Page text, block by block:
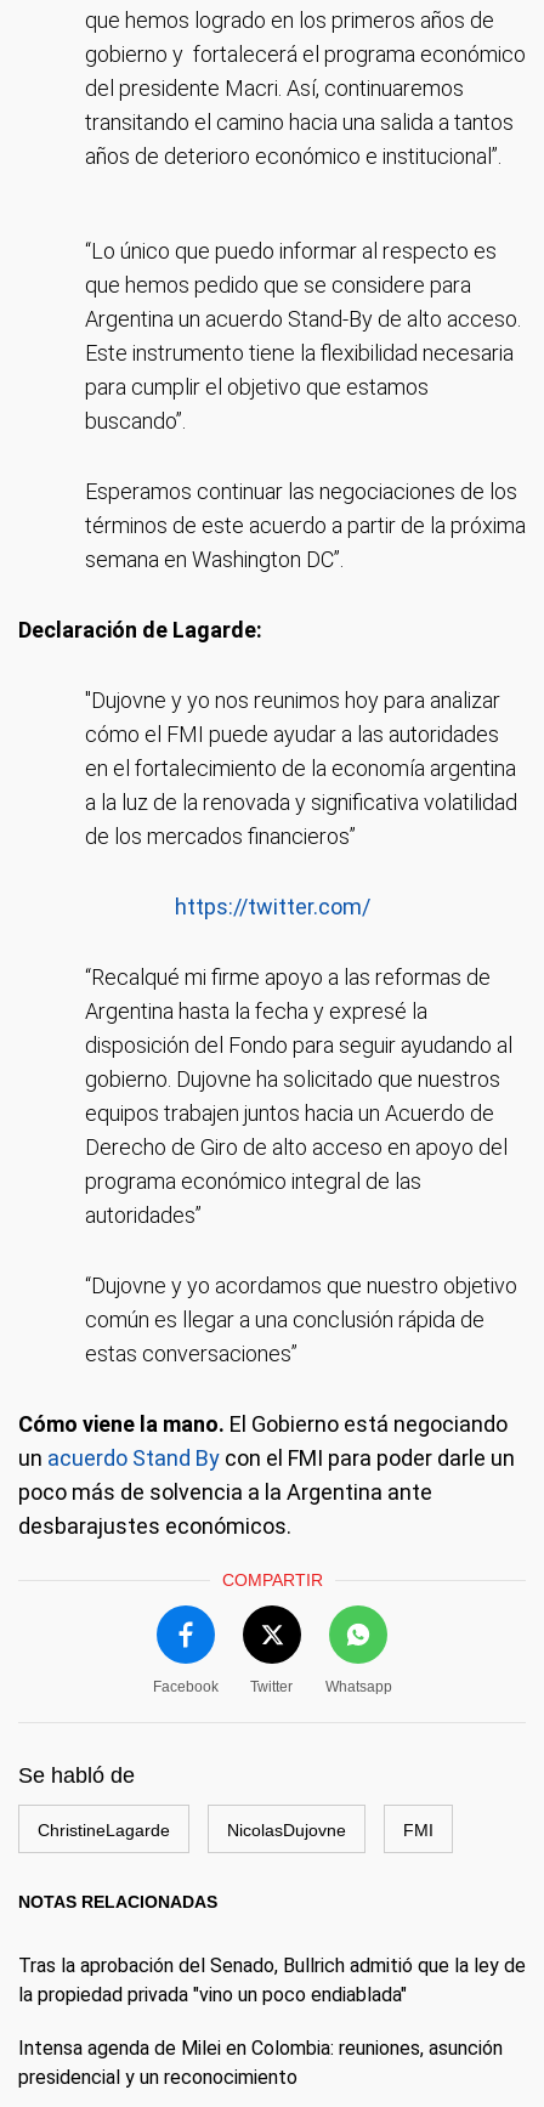
que hemos logrado en los primeros años de
gobierno y fortalecerá el programa económico
del presidente Macri. Así, continuaremos
transitando el camino hacia una salida a tantos
años de deterioro económico e institucional”.
“Lo único que puedo informar al respecto es
que hemos pedido que se considere para
Argentina un acuerdo Stand-By de alto acceso.
Este instrumento tiene la flexibilidad necesaria
para cumplir el objetivo que estamos
buscando”.
Esperamos continuar las negociaciones de los
términos de este acuerdo a partir de la próxima
semana en Washington DC”.
Declaración de Lagarde:
"Dujovne y yo nos reunimos hoy para analizar
cómo el FMI puede ayudar a las autoridades
en el fortalecimiento de la economía argentina
a la luz de la renovada y significativa volatilidad
de los mercados financieros”
https://twitter.com/
“Recalqué mi firme apoyo a las reformas de
Argentina hasta la fecha y expresé la
disposición del Fondo para seguir ayudando al
gobierno. Dujovne ha solicitado que nuestros
equipos trabajen juntos hacia un Acuerdo de
Derecho de Giro de alto acceso en apoyo del
programa económico integral de las
autoridades”
“Dujovne y yo acordamos que nuestro objetivo
común es llegar a una conclusión rápida de
estas conversaciones”
Cómo viene la mano. El Gobierno está negociando
un acuerdo Stand By con el FMI para poder darle un
poco más de solvencia a la Argentina ante
desbarajustes económicos.
COMPARTIR
Facebook Twitter Whatsapp
Se habló de
ChristineLagarde NicolasDujovne FMI
NOTAS RELACIONADAS
Tras la aprobación del Senado, Bullrich admitió que la ley de
la propiedad privada "vino un poco endiablada"
Intensa agenda de Milei en Colombia: reuniones, asunción
presidencial y un reconocimiento